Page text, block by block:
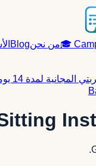
🎓من نحنBlog
المجانية لمدة 14 يوماً